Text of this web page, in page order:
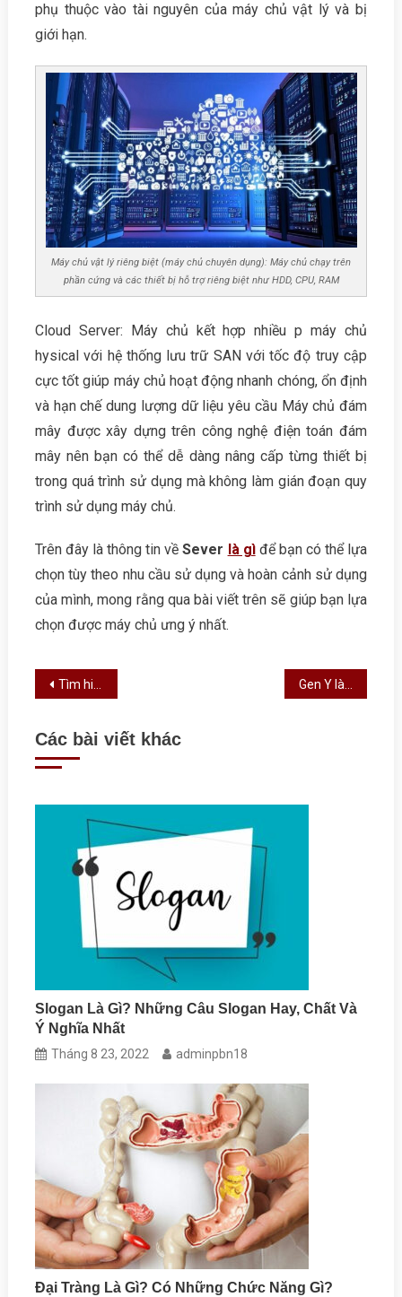
phụ thuộc vào tài nguyên của máy chủ vật lý và bị
giới hạn.
Máy chủ vật lý riêng biệt (máy chủ chuyên dụng): Máy chủ chạy trên
phần cứng và các thiết bị hỗ trợ riêng biệt như HDD, CPU, RAM
Cloud Server: Máy chủ kết hợp nhiều p máy chủ
hysical với hệ thống lưu trữ SAN với tốc độ truy cập
cực tốt giúp máy chủ hoạt động nhanh chóng, ổn định
và hạn chế dung lượng dữ liệu yêu cầu Máy chủ đám
mây được xây dựng trên công nghệ điện toán đám
mây nên bạn có thể dễ dàng nâng cấp từng thiết bị
trong quá trình sử dụng mà không làm gián đoạn quy
trình sử dụng máy chủ.
Trên đây là thông tin vềSever là gìđể bạn có thể lựa
chọn tùy theo nhu cầu sử dụng và hoàn cảnh sử dụng
của mình, mong rằng qua bài viết trên sẽ giúp bạn lựa
chọn được máy chủ ưng ý nhất.
Điều hướng bài viết
Tìm hiểu phân tử là gì? Khái niệm và kích thước liên kết của phân tử
Các bài viết khác
Slogan Là Gì? Những Câu Slogan Hay, Chất Và
Ý Nghĩa Nhất
Tháng 8 23, 2022 adminpbn18
Đại Tràng Là Gì? Có Những Chức Năng Gì?